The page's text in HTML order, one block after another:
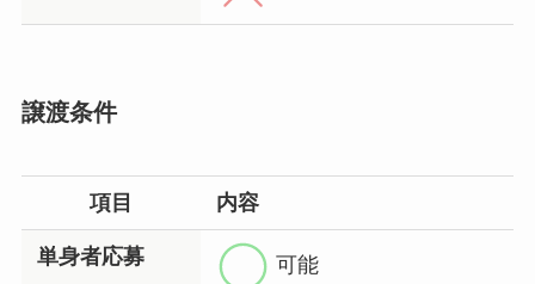
譲渡条件
項目 内容
単身者応募 可能